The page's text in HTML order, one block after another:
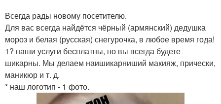
Всегда рады новому посетителю.
Для вас всегда найдётся чёрный (армянский) дедушка
мороз и белая (русская) снегурочка, в любое время года!
1? наши услуги бесплатны, но вы всегда будете
шикарны. Мы делаем наишикарниший макияж, прически,
маникюр и т. д.
* наш логотип - 1 фото.